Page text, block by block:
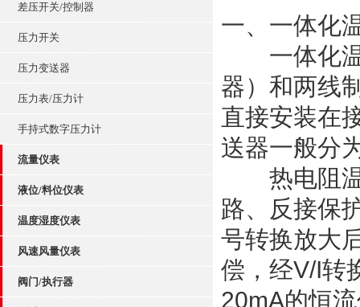
差压开关/控制器
压力开关
压力变送器
压力表/压力计
手持式数字压力计
流量仪表
液位/料位仪表
温度湿度仪表
风速风量仪表
阀门/执行器
一、一体化
一体化温
器）和两线
直接安装在
送器一般分
热电阻温
路、反接保
号转换放大
偿，经V/I转
20mA的恒